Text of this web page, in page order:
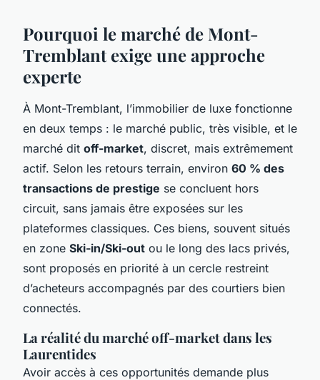
Pourquoi le marché de Mont-
Tremblant exige une approche
experte
À Mont-Tremblant, l’immobilier de luxe fonctionne
en deux temps : le marché public, très visible, et le
marché dit off-market, discret, mais extrêmement
actif. Selon les retours terrain, environ 60 % des
transactions de prestige se concluent hors
circuit, sans jamais être exposées sur les
plateformes classiques. Ces biens, souvent situés
en zone Ski-in/Ski-out ou le long des lacs privés,
sont proposés en priorité à un cercle restreint
d’acheteurs accompagnés par des courtiers bien
connectés.
La réalité du marché off-market dans les
Laurentides
Avoir accès à ces opportunités demande plus